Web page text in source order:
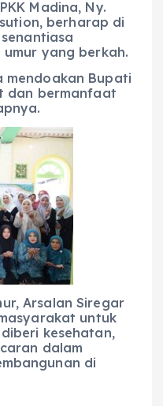
Madina, Ny.
berharap di
yang berkah.
mendoakan Bupati
dan bermanfaat
Arsalan Siregar
untuk
kesehatan,
dalam
di